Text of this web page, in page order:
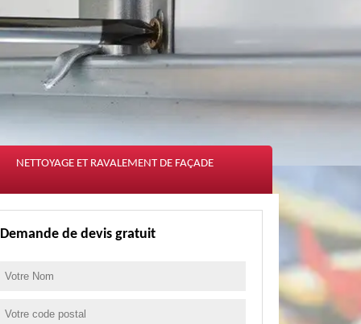
NETTOYAGE ET RAVALEMENT DE FAÇADE
Demande de devis gratuit